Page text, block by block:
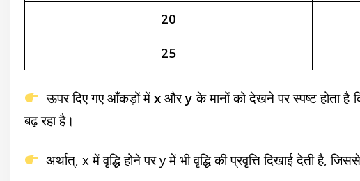
20
25
ऊपर दिए गए आँकड़ों मेंx औरy के मानों को देखने पर स्पष्ट होता
बढ़ रहा है।
अर्थात्, x में वृद्धि होने पर y में भी वृद्धि की प्रवृत्ति दिखाई देती है,